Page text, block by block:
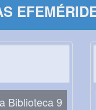
Biblioteca 9